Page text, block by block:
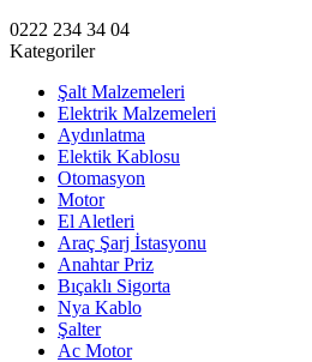
0222 234 34 04
Kategoriler
Şalt Malzemeleri
Elektrik Malzemeleri
Aydınlatma
Elektik Kablosu
Otomasyon
Motor
El Aletleri
Araç Şarj İstasyonu
Anahtar Priz
Bıçaklı Sigorta
Nya Kablo
Şalter
Ac Motor